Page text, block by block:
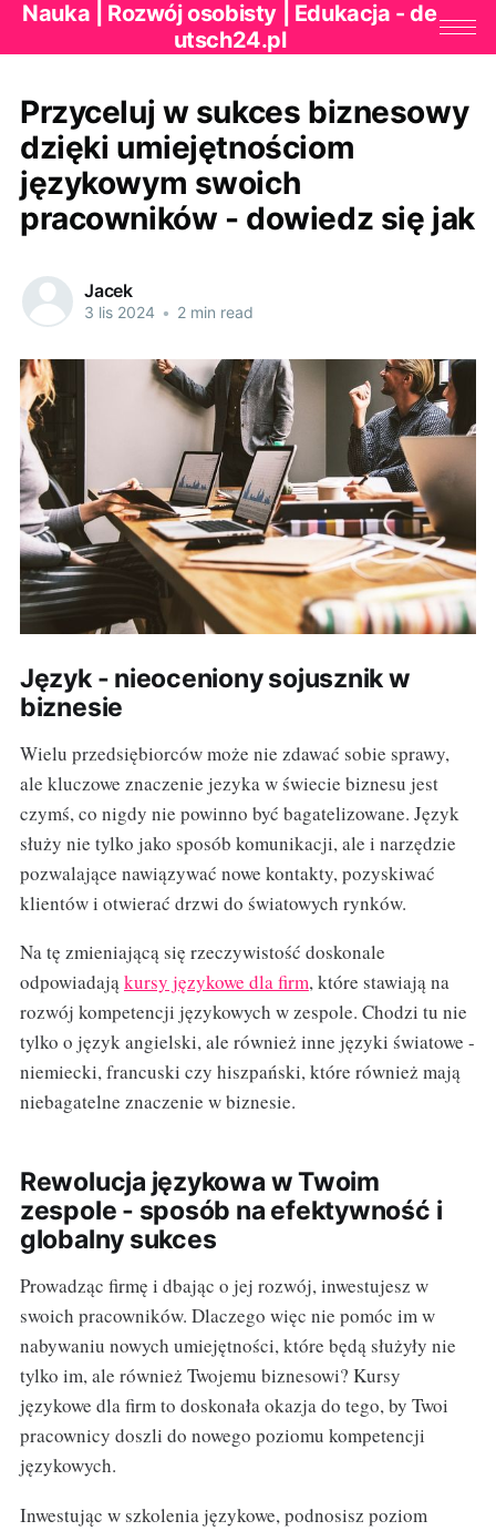
Nauka | Rozwój osobisty | Edukacja - de
utsch24.pl
Przyceluj w sukces biznesowy
dzięki umiejętnościom
językowym swoich
pracowników - dowiedz się jak
Jacek
3 lis 2024 • 2 min read
Język - nieoceniony sojusznik w
biznesie
Wielu przedsiębiorców może nie zdawać sobie sprawy,
ale kluczowe znaczenie jezyka w świecie biznesu jest
czymś, co nigdy nie powinno być bagatelizowane. Język
służy nie tylko jako sposób komunikacji, ale i narzędzie
pozwalające nawiązywać nowe kontakty, pozyskiwać
klientów i otwierać drzwi do światowych rynków.
Na tę zmieniającą się rzeczywistość doskonale
odpowiadająkursy językowe dla firm, które stawiają na
rozwój kompetencji językowych w zespole. Chodzi tu nie
tylko o język angielski, ale również inne języki światowe -
niemiecki, francuski czy hiszpański, które również mają
niebagatelne znaczenie w biznesie.
Rewolucja językowa w Twoim
zespole - sposób na efektywność i
globalny sukces
Prowadząc firmę i dbając o jej rozwój, inwestujesz w
swoich pracowników. Dlaczego więc nie pomóc im w
nabywaniu nowych umiejętności, które będą służyły nie
tylko im, ale również Twojemu biznesowi? Kursy
językowe dla firm to doskonała okazja do tego, by Twoi
pracownicy doszli do nowego poziomu kompetencji
językowych.
Inwestując w szkolenia językowe, podnosisz poziom